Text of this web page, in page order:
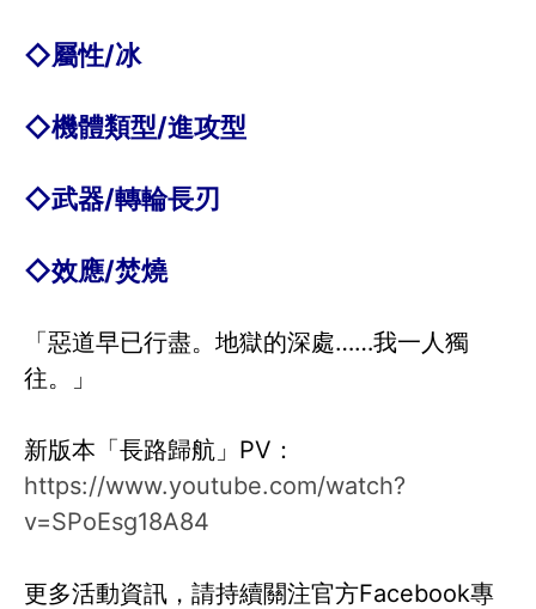
◇屬性/冰
◇機體類型/進攻型
◇武器/轉輪長刃
◇效應/焚燒
「惡道早已行盡。地獄的深處……我一人獨
往。」
新版本「長路歸航」PV：
https://www.youtube.com/watch?
v=SPoEsg18A84
更多活動資訊，請持續關注官方Facebook專